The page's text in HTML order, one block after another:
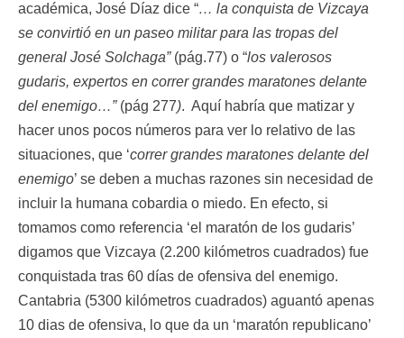
académica, José Díaz dice “… la conquista de Vizcaya
se convirtió en un paseo militar para las tropas del
general José Solchaga”(pág.77) o “los valerosos
gudaris, expertos en correr grandes maratones delante
del enemigo…” (pág 277). Aquí habría que matizar y
hacer unos pocos números para ver lo relativo de las
situaciones, que ‘correr grandes maratones delante del
enemigo’ se deben a muchas razones sin necesidad de
incluir la humana cobardia o miedo. En efecto, si
tomamos como referencia ‘el maratón de los gudaris’
digamos que Vizcaya (2.200 kilómetros cuadrados) fue
conquistada tras 60 días de ofensiva del enemigo.
Cantabria (5300 kilómetros cuadrados) aguantó apenas
10 dias de ofensiva, lo que da un ‘maratón republicano’